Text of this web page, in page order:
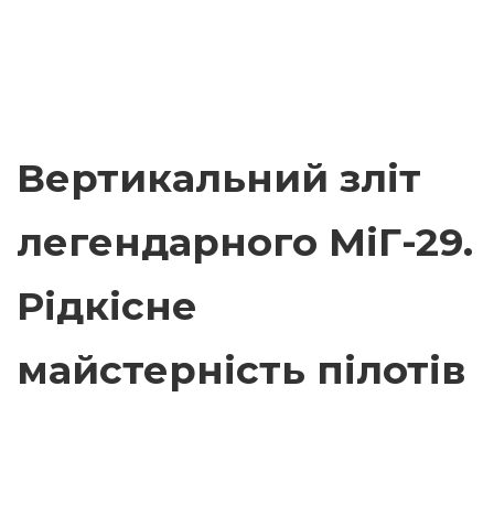
Вертикальний зліт
легендарного МіГ-29.
Рідкісне
майстерність пілотів